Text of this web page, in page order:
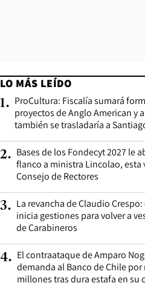
LO MÁS LEÍDO
1. ProCultura: Fiscalía sumará
proyectos de Anglo American y
también se trasladaría a
2. Bases de los Fondecyt 2027 le
flanco a ministra Lincolao, esta
Consejo de Rectores
3. La revancha de Claudio
inicia gestiones para volver a
de Carabineros
4. El contraataque de Amparo
demanda al Banco de Chile por
millones tras dura estafa en su